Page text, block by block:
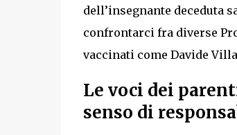
dell’insegnante deceduta
confrontarci fra diverse
vaccinati come Davide
Le voci dei
senso di